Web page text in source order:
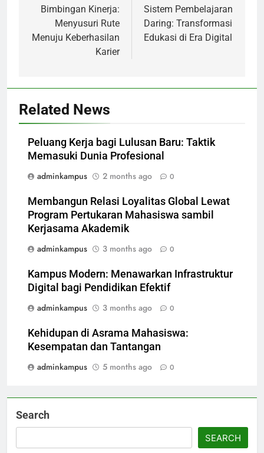
navigation
Bimbingan Kinerja:
Menyusuri Rute
Menuju Keberhasilan
Karier
Sistem Pembelajaran
Daring: Transformasi
Edukasi di Era Digital
Related News
Peluang Kerja bagi Lulusan Baru: Taktik
Memasuki Dunia Profesional
adminkampus
2 months ago 0
Membangun Relasi Loyalitas Global Lewat
Program Pertukaran Mahasiswa sambil
Kerjasama Akademik
adminkampus
3 months ago 0
Kampus Modern: Menawarkan Infrastruktur
Digital bagi Pendidikan Efektif
adminkampus
3 months ago 0
Kehidupan di Asrama Mahasiswa:
Kesempatan dan Tantangan
adminkampus
5 months ago 0
Search
SEARCH